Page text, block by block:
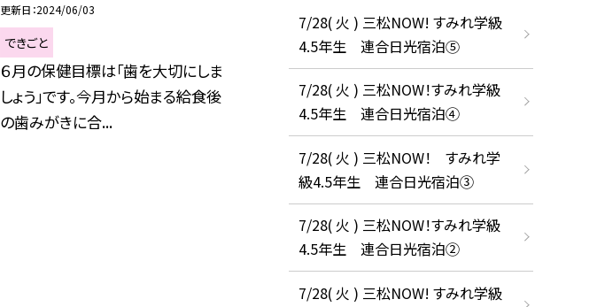
更新日 2024/06/03
できごと
６月の保健目標は「歯を大切にしま
しょう」です。今月から始まる給食後
の歯みがきに合...
7/28( 火 ) 三松NOW! すみれ学級
4.5年生 連合日光宿泊⑤
7/28( 火 ) 三松NOW！すみれ学級
4.5年生 連合日光宿泊④
7/28( 火 ) 三松NOW！ すみれ学
級4.5年生 連合日光宿泊③
7/28( 火 ) 三松NOW！すみれ学級
4.5年生 連合日光宿泊②
7/28( 火 ) 三松NOW! すみれ学級